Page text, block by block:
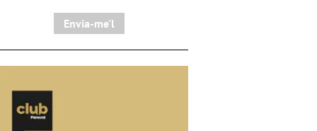
Envia-me'l